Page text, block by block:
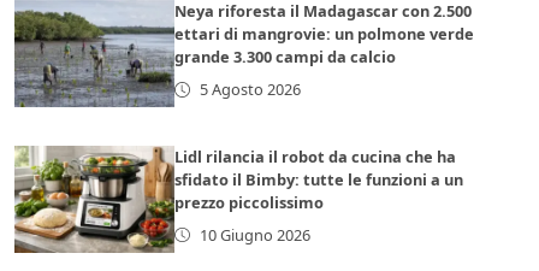
Neya riforesta il Madagascar con 2.500
ettari di mangrovie: un polmone verde
grande 3.300 campi da calcio
5 Agosto 2026
Lidl rilancia il robot da cucina che ha
sfidato il Bimby: tutte le funzioni a un
prezzo piccolissimo
10 Giugno 2026